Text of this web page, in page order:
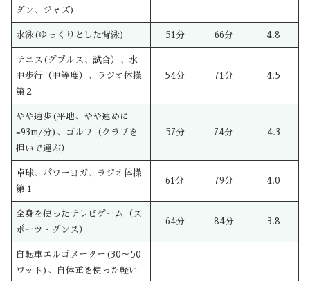
ダン、ジャズ)
水泳(ゆっくりとした背泳) 51分 66分 4.8
テニス(ダブルス、試合）、水
中歩行（中等度）、ラジオ体操
第２
54分 71分 4.5
やや速歩(平地、やや速めに
=93m/分)、ゴルフ（クラブを
担いで運ぶ）
57分 74分 4.3
卓球、パワーヨガ、ラジオ体操
第１
61分 79分 4.0
全身を使ったテレビゲーム（ス
ポーツ・ダンス）
64分 84分 3.8
自転車エルゴメーター(30～50
ワット)、自体重を使った軽い